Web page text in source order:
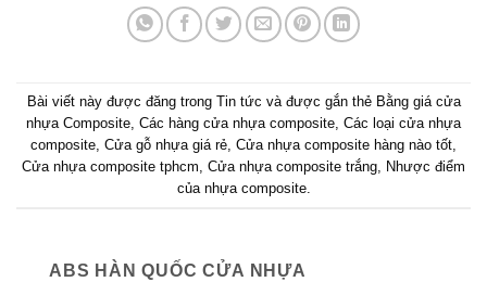
Bài viết này được đăng trong Tin tức và được gắn thẻ Bằng giá cửa
nhựa Composite Các hàng cửa nhựa composite Các loại cửa nhựa
composite Cửa gỗ nhựa giá rẻ Cửa nhựa composite hàng nào tốt
Cửa nhựa composite tphcm Cửa nhựa composite trắng Nhược điểm
của nhựa composite.
ABS HÀN QUỐC CỬA NHỰA